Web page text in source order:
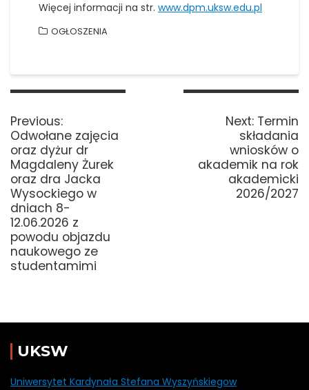
Więcej informacji na str. www.dpm.uksw.edu.pl
OGŁOSZENIA
Nawigacja
Previous:Previous
post:
Odwołane zajęcia
oraz dyżur dr
Magdaleny Żurek
oraz dra Jacka
Wysockiego w
dniach 8-
12.06.2026 z
powodu objazdu
naukowego ze
studentamimi
Next: Next
post:
Termin
składania
wniosków o
akademik na rok
akademicki
2026/2027
UKSW
Uniwersytet Kardynała Stefana Wyszyńskiegow